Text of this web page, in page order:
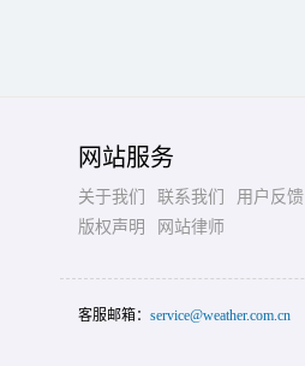
网站服务
关于我们 联系我们
用户反馈
版权声明
网站律师
客服邮箱： service@weather.com.cn